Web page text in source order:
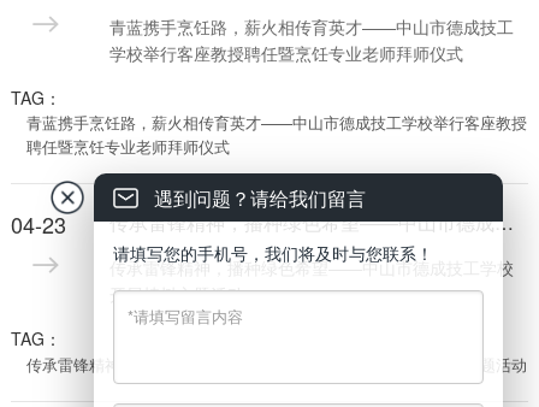
青蓝携手烹饪路，薪火相传育英才——中山市德成技工
学校举行客座教授聘任暨烹饪专业老师拜师仪式
TAG：
青蓝携手烹饪路，薪火相传育英才——中山市德成技工学校举行客座教授
聘任暨烹饪专业老师拜师仪式
04-23 传承雷锋精神，播种绿色希望——中山市德成技工学校开展植树主题活动
传承雷锋精神，播种绿色希望——中山市德成技工学校
开展植树主题活动
TAG：
传承雷锋精神，播种绿色希望——中山市德成技工学校开展植树主题活动
遇到问题？请给我们留言
请填写您的手机号，我们将及时与您联系！